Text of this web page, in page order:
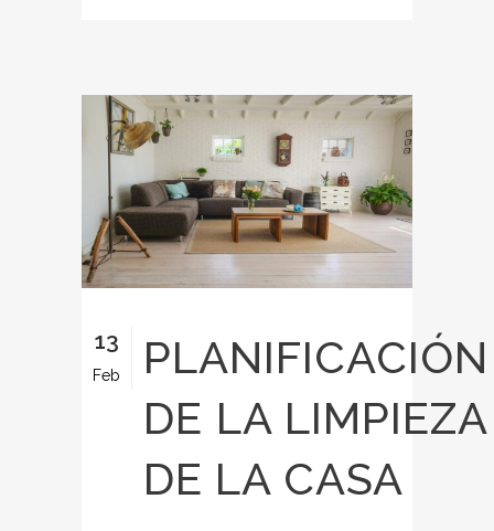
13
Feb
PLANIFICACIÓN
DE LA LIMPIEZA
DE LA CASA